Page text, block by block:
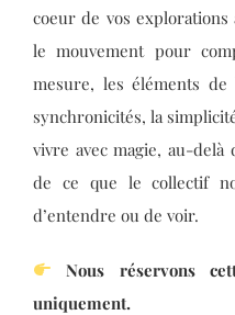
coeur de vos
le mouvement pour
mesure, les éléments
synchronicités, la
vivre avec magie, au-
de ce que le collectif
d’entendre ou de voir.
Nous réservons
uniquement.